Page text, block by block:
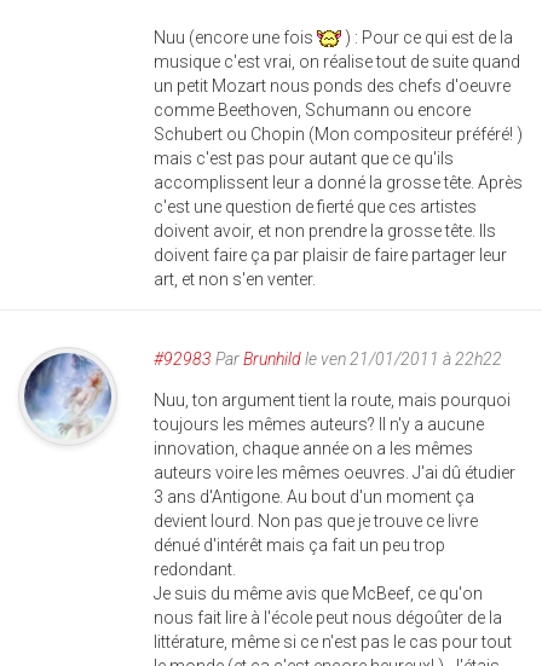
Nuu (encore une fois
) : Pour ce qui est de la
musique c'est vrai, on réalise tout de suite quand
un petit Mozart nous ponds des chefs d'oeuvre
comme Beethoven, Schumann ou encore
Schubert ou Chopin (Mon compositeur préféré! )
mais c'est pas pour autant que ce qu'ils
accomplissent leur a donné la grosse tête. Après
c'est une question de fierté que ces artistes
doivent avoir, et non prendre la grosse tête. Ils
doivent faire ça par plaisir de faire partager leur
art, et non s'en venter.
#92983 ParBrunhildle ven 21/01/2011 à 22h22
Nuu, ton argument tient la route, mais pourquoi
toujours les mêmes auteurs? Il n'y a aucune
innovation, chaque année on a les mêmes
auteurs voire les mêmes oeuvres. J'ai dû étudier
3 ans d'Antigone. Au bout d'un moment ça
devient lourd. Non pas que je trouve ce livre
dénué d'intérêt mais ça fait un peu trop
redondant.
Je suis du même avis que McBeef, ce qu'on
nous fait lire à l'école peut nous dégoûter de la
littérature, même si ce n'est pas le cas pour tout